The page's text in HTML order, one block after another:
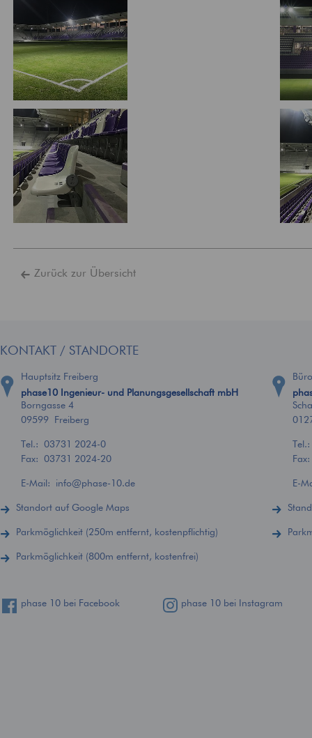
Zurück zur Übersicht
KONTAKT / STANDORTE
Hauptsitz Freiberg
phase10 Ingenieur- und Planungsgesellschaft mbH
Borngasse 4
09599 Freiberg
Tel.:03731 2024-0
Fax: 03731 2024-20
E-Mail: info@phase-10.de
Standort auf Google Maps
Parkmöglichkeit (250m entfernt, kostenpflichtig)
Parkmöglichkeit (800m entfernt, kostenfrei)
E-
phase 10 bei Facebook phase 10 bei Instagram